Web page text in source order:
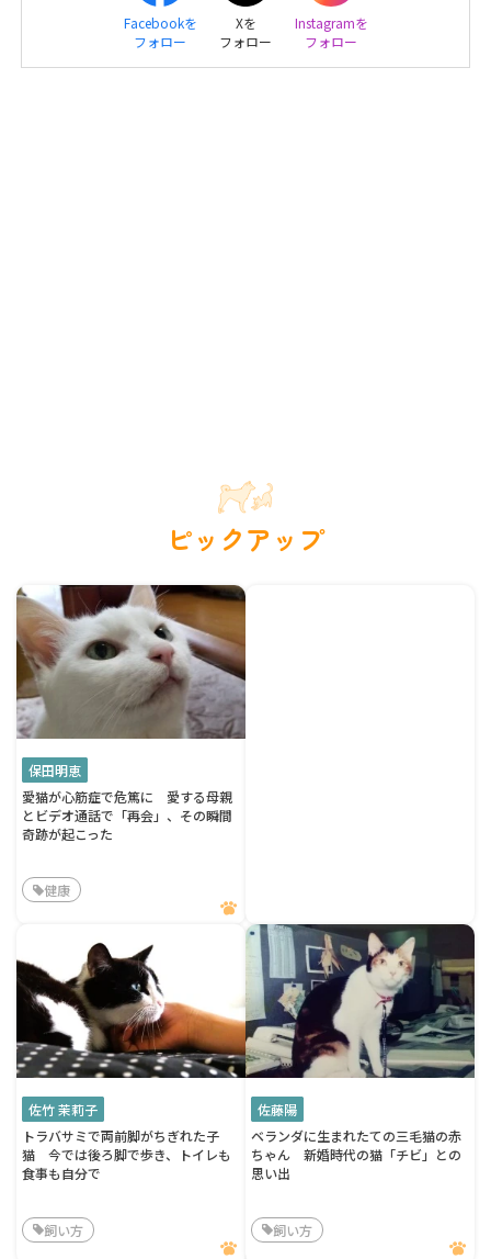
Facebookを
フォロー
Xを
フォロー
Instagramを
フォロー
ピックアップ
保田明恵
愛猫が心筋症で危篤に 愛する母親
とビデオ通話で「再会」、その瞬間
奇跡が起こった
健康
佐竹 茉莉子
トラバサミで両前脚がちぎれた子
猫 今では後ろ脚で歩き、トイレも
食事も自分で
飼い方
佐藤陽
ベランダに生まれたての三毛猫の赤
ちゃん 新婚時代の猫「チビ」との
思い出
飼い方